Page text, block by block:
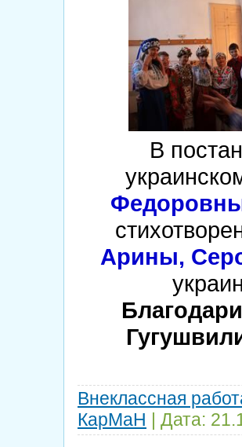
В
Арины,
Внеклассная
КарМаН | Дата: